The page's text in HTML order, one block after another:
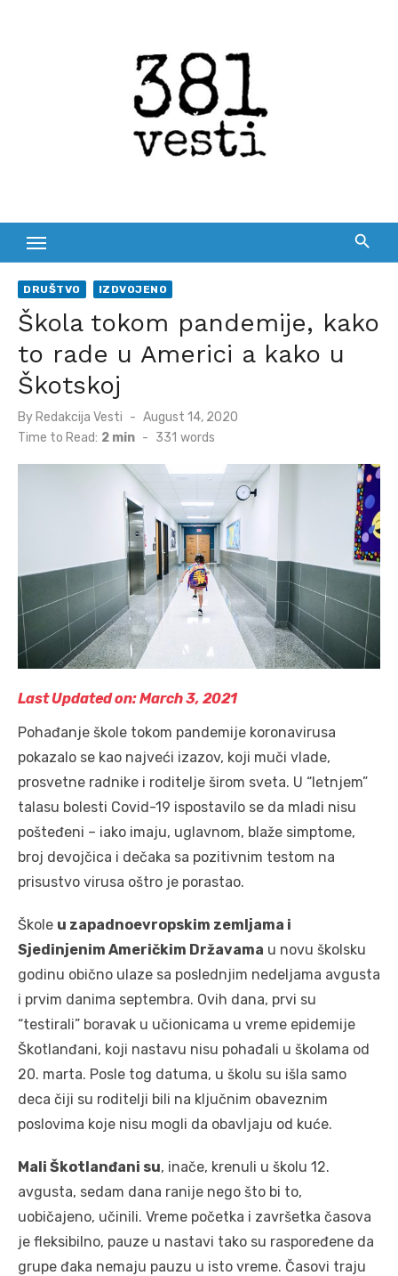
DRUŠTVO IZDVOJENO
Škola tokom pandemije, kako
to rade u Americi a kako u
Škotskoj
By Redakcija Vesti
Posted
August 14, 2020
Time to Read: 2 min - 331 words
Last Updated on: March 3, 2021
Pohađanje škole tokom pandemije koronavirusa
pokazalo se kao najveći izazov, koji muči vlade,
prosvetne radnike i roditelje širom sveta. U “letnjem”
talasu bolesti Covid-19 ispostavilo se da mladi nisu
pošteđeni – iako imaju, uglavnom, blaže simptome,
broj devojčica i dečaka sa pozitivnim testom na
prisustvo virusa oštro je porastao.
Škole u zapadnoevropskim zemljama i
Sjedinjenim Američkim Državama u novu školsku
godinu obično ulaze sa poslednjim nedeljama avgusta
i prvim danima septembra. Ovih dana, prvi su
“testirali” boravak u učionicama u vreme epidemije
Škotlanđani, koji nastavu nisu pohađali u školama od
20. marta. Posle tog datuma, u školu su išla samo
deca čiji su roditelji bili na ključnim obaveznim
poslovima koje nisu mogli da obavljaju od kuće.
Mali Škotlanđani su, inače, krenuli u školu 12.
avgusta, sedam dana ranije nego što bi to,
uobičajeno, učinili. Vreme početka i završetka časova
je fleksibilno, pauze u nastavi tako su raspoređene da
grupe đaka nemaju pauzu u isto vreme. Časovi traju